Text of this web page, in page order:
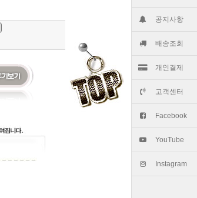
공지사항
배송조회
개인결제
고객센터
Facebook
YouTube
Instagram